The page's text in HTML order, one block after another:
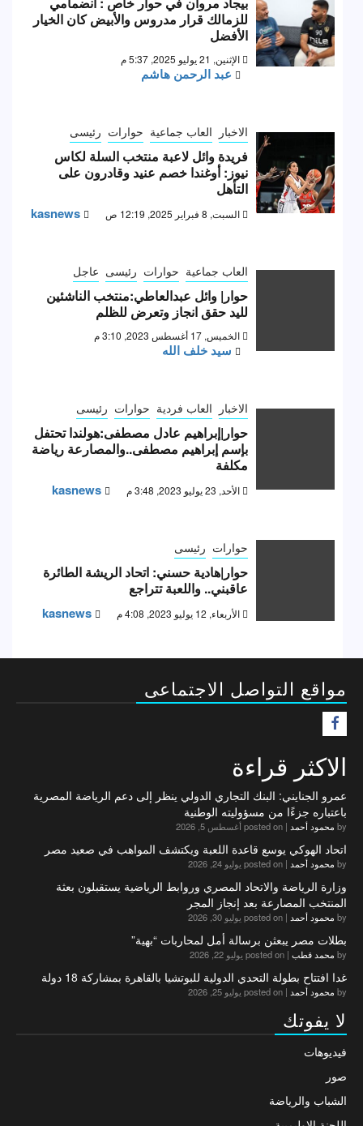
للزمالك قرار مدروس والأبيض كان الخيار
الأفضل
الإثنين, 21 يوليو 2025, 5:37 م
عبد الرحمن هاشم
الاخبار العاب جماعية حوارات رئيسى
فريدة وائل لاعبة منتخب السلة لكاس
نيوز: أوغندا خصم عنيد وقادرون على
التأهل
السبت, 8 فبراير 2025, 12:19 ص kasnews
العاب جماعية حوارات رئيسى عاجل
حوار| وائل عبدالعاطي:منتخب الناشئين
لليد حقق انجاز وتعرض للظلم
الخميس, 17 أغسطس 2023, 3:10 م
سيد خلف الله
الاخبار العاب فردية حوارات رئيسى
حوار|إبراهيم عادل مصطفى:هولندا تحتفل
بإسم إبراهيم مصطفى..والمصارعة رياضة
مكلفة
الأحد, 23 يوليو 2023, 3:48 م kasnews
حوارات رئيسى
حوار|هادية حسني: اتحاد الريشة الطائرة
عاقبني.. واللعبة تتراجع
الأربعاء, 12 يوليو 2023, 4:08 م kasnews
مواقع التواصل الاجتماعى
الاكثر قراءة
عمرو الجنايني: البنك التجاري الدولي ينظر إلى دعم الرياضة المصرية
باعتباره جزءًا من مسؤوليته الوطنية
by محمود أحمد | posted on أغسطس 5, 2026
اتحاد الهوكي يوسع قاعدة اللعبة ويكتشف المواهب في صعيد مصر
by محمود أحمد | posted on يوليو 24, 2026
وزارة الرياضة والاتحاد المصري وروابط الرياضية يستقبلون بعثة
المنتخب المصارعة بعد إنجاز المجر
by محمود أحمد | posted on يوليو 30, 2026
بطلات مصر يبعثن برسالة أمل لمحاربات “بهية”
by محمد قطب | posted on يوليو 22, 2026
غدا افتتاح بطولة التحدي الدولية للبوتشيا بالقاهرة بمشاركة 18 دولة
by محمود أحمد | posted on يوليو 25, 2026
لا يفوتك
فيديوهات
صور
الشباب والرياضة